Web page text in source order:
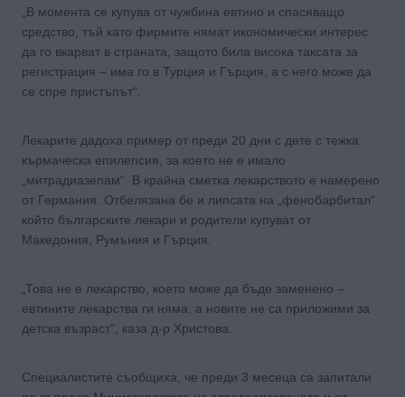
„В момента се купува от чужбина евтино и спасяващо
средство, тъй като фирмите нямат икономически интерес
да го вкарват в страната, защото била висока таксата за
регистрация – има го в Турция и Гърция, а с него може да
се спре пристъпът“.
Лекарите дадоха пример от преди 20 дни с дете с тежка
кърмаческа епилепсия, за което не е имало
„митрадиазепам“. В крайна сметка лекарството е намерено
от Германия. Отбелязана бе и липсата на „фенобарбитал“
който българските лекари и родители купуват от
Македония, Румъния и Гърция.
„Това не е лекарство, което може да бъде заменено –
евтините лекарства ги няма, а новите не са приложими за
детска възраст“, каза д-р Христова.
Специалистите съобщиха, че преди 3 месеца са запитали